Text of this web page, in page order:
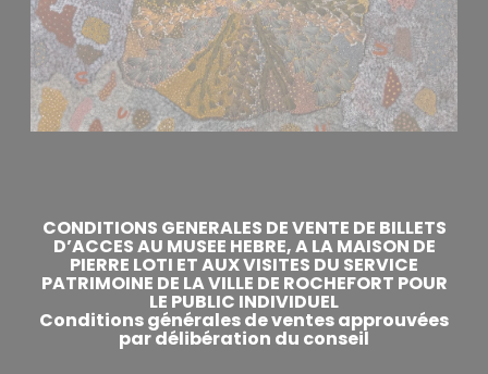
CONDITIONS GENERALES DE VENTE DE BILLETS
D’ACCES AU MUSEE HEBRE, A LA MAISON DE
PIERRE LOTI ET AUX VISITES DU SERVICE
PATRIMOINE DE LA VILLE DE ROCHEFORT POUR
LE PUBLIC INDIVIDUEL
Conditions générales de ventes approuvées
par délibération du conseil